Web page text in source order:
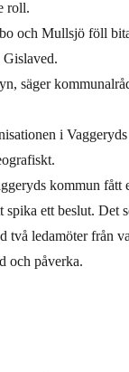
roll.
och Mullsjö föll
säger
i
kommun fått
ett beslut. Det
två ledamöter från
och påverka.